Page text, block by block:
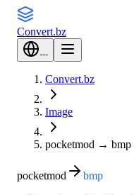
Convert.bz
---
Convert.bz
Image
pocketmod → bmp
pocketmod bmp